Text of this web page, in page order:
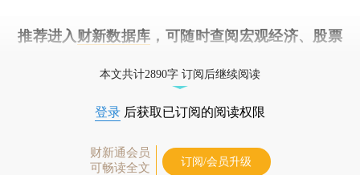
推荐进入 财新数据库 ，可随时查阅宏观经济、股票
本文共计2890字 订阅后继续阅读
登录 后获取已订阅的阅读权限
财新通会员
可畅读全文
订阅/会员升级